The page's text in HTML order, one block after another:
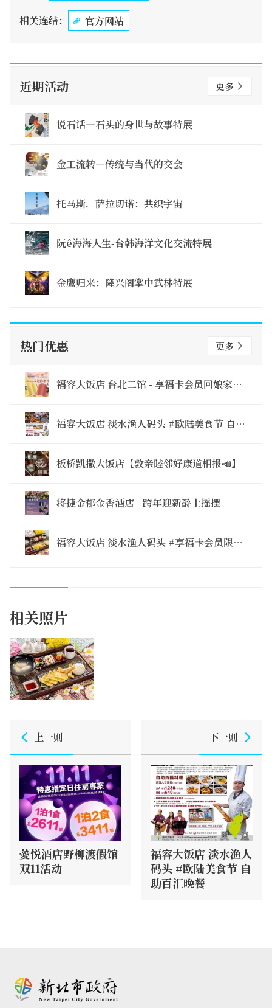
相关连结： 官方网站
近期活动 更多
说石话—石头的身世与故事特展
金工流转—传统与当代的交会
托马斯．萨拉切诺：共织宇宙
阮ê海海人生-台韩海洋文化交流特展
金鹰归来：隆兴阁掌中武林特展
热门优惠 更多
福容大饭店 台北二馆 - 享福卡会员回娘家住宿优惠活动(赠品送完为止)
福容大饭店 淡水渔人码头 #欧陆美食节 自助百汇晚餐
板桥凯撒大饭店【敦亲睦邻好康道相报📣】
将捷金郁金香酒店 - 跨年迎新爵士摇摆
福容大饭店 淡水渔人码头 #享福卡会员限定 #点点成金 #福星换好礼
相关照片
上一则
薆悦酒店野柳渡假馆
双11活动
下一则
福容大饭店 淡水渔人
码头 #欧陆美食节 自
助百汇晚餐